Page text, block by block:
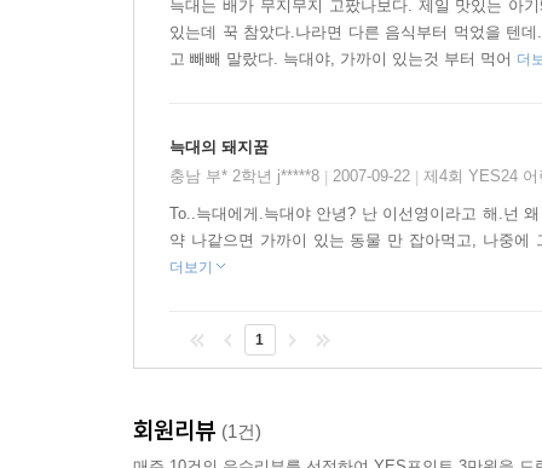
늑대는 배가 무지무지 고팠나보다. 제일 맛있는 아
있는데 꾹 참았다.나라면 다른 음식부터 먹었을 텐
고 빼빼 말랐다. 늑대야, 가까이 있는것 부터 먹어 더
늑대의 돼지꿈
충남 부* 2학년 j*****8
2007-09-22 제4회 YES24
To..늑대에게.늑대야 안녕? 난 이선영이라고 해.넌
약 나같으면 가까이 있는 동물 만 잡아먹고, 나중
더보기
1
회원리뷰 (1건)